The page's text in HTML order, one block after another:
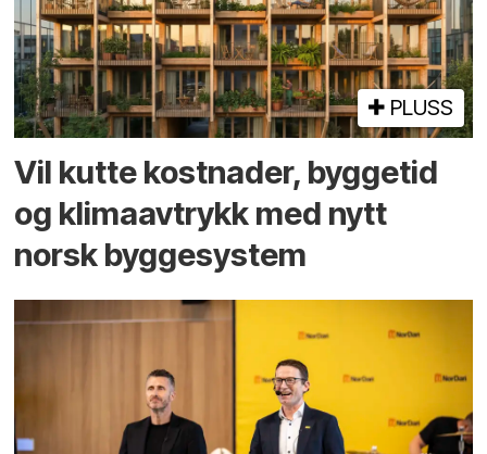
PLUSS
Vil kutte kostnader, byggetid
og klima­avtrykk med nytt
norsk bygge­system